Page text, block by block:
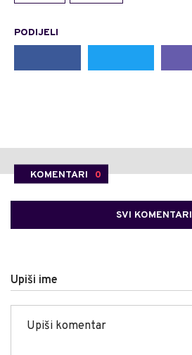
PODIJELI
KOMENTARI 0
SVI KOMENTARI
Upiši ime